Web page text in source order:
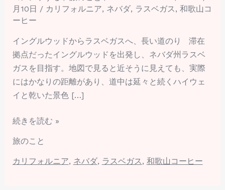
月10日 / カリフォルニア, ネバダ, ラスベガス, 和歌山コ
ーヒー
イングルウッドからラスベガスへ、長い道のり 滞在
拠点だったイングルウッドを出発し、ネバダ州ラスベ
ガスを目指す。地図で見ると近そうに見えても、実際
にはかなりの距離があり、道中は延々と続くハイウェ
イと乾いた景色 […]
⑤
続きを読む »
旅のこと
カリフォルニア, ネバダ, ラスベガス , 和歌山コーヒー